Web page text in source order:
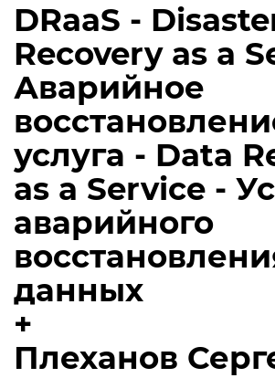
DRaaS -
Recovery as a
Аварийное
услуга - Data
as a Service -
аварийного
данных
+
Плеханов